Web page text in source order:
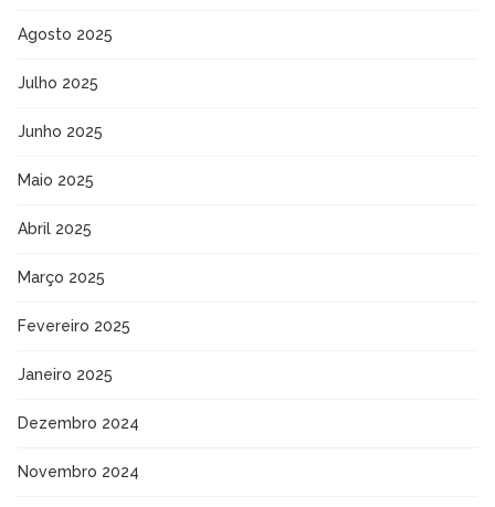
Agosto 2025
Julho 2025
Junho 2025
Maio 2025
Abril 2025
Março 2025
Fevereiro 2025
Janeiro 2025
Dezembro 2024
Novembro 2024